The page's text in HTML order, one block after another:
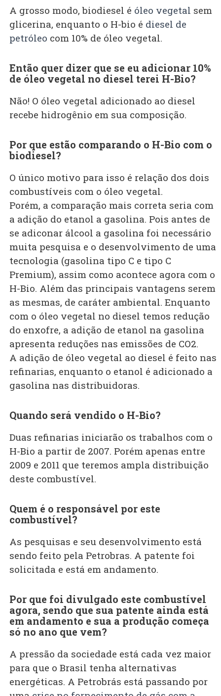
A grosso modo, biodiesel é óleo vegetal sem
glicerina, enquanto o H-bio é diesel de
petróleo com 10% de óleo vegetal.
Então quer dizer que se eu adicionar 10%
de óleo vegetal no diesel terei H-Bio?
Não! O óleo vegetal adicionado ao diesel
recebe hidrogênio em sua composição.
Por que estão comparando o H-Bio com o
biodiesel?
O único motivo para isso é relação dos dois
combustíveis com o óleo vegetal.
Porém, a comparação mais correta seria com
a adição do etanol a gasolina. Pois antes de
se adiconar álcool a gasolina foi necessário
muita pesquisa e o desenvolvimento de uma
tecnologia (gasolina tipo C e tipo C
Premium), assim como acontece agora com o
H-Bio. Além das principais vantagens serem
as mesmas, de caráter ambiental. Enquanto
com o óleo vegetal no diesel temos redução
do enxofre, a adição de etanol na gasolina
apresenta reduções nas emissões de CO2.
A adição de óleo vegetal ao diesel é feito nas
refinarias, enquanto o etanol é adicionado a
gasolina nas distribuidoras.
Quando será vendido o H-Bio?
Duas refinarias iniciarão os trabalhos com o
H-Bio a partir de 2007. Porém apenas entre
2009 e 2011 que teremos ampla distribuição
deste combustível.
Quem é o responsável por este
combustível?
As pesquisas e seu desenvolvimento está
sendo feito pela Petrobras. A patente foi
solicitada e está em andamento.
Por que foi divulgado este combustível
agora, sendo que sua patente ainda está
em andamento e sua a produção começa
só no ano que vem?
A pressão da sociedade está cada vez maior
para que o Brasil tenha alternativas
energéticas. A Petrobrás está passando por